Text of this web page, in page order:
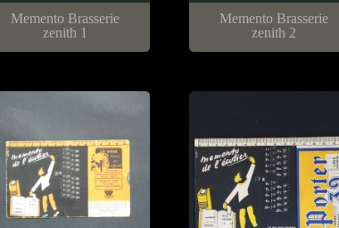
Memento Brasserie
zenith 1
Memento Brasserie
zenith 2